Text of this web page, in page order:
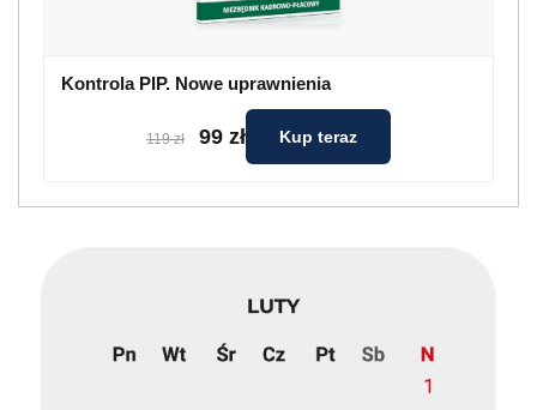
Kontrola PIP. Nowe uprawnienia
119 zł 99 zł Kup teraz